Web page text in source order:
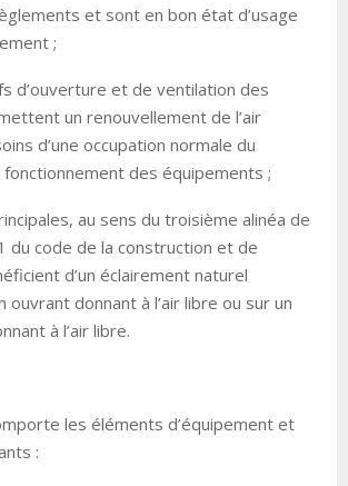
et sont en bon état d’usage
;
d’ouverture et de ventilation des
un renouvellement de l’air
d’une occupation normale du
des équipements ;
au sens du troisième alinéa de
du code de la construction et de
d’un éclairement naturel
ouvrant donnant à l’air libre ou sur un
à l’air libre.
les éléments d’équipement et
: